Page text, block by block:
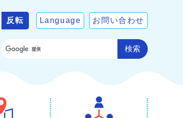
反転 Language お問い合わせ
検索